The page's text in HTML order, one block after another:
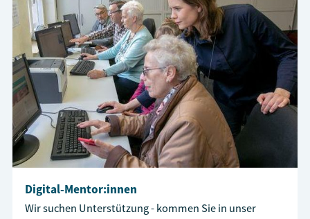
Digital-Mentor:innen
Wir suchen Unterstützung - kommen Sie in unser